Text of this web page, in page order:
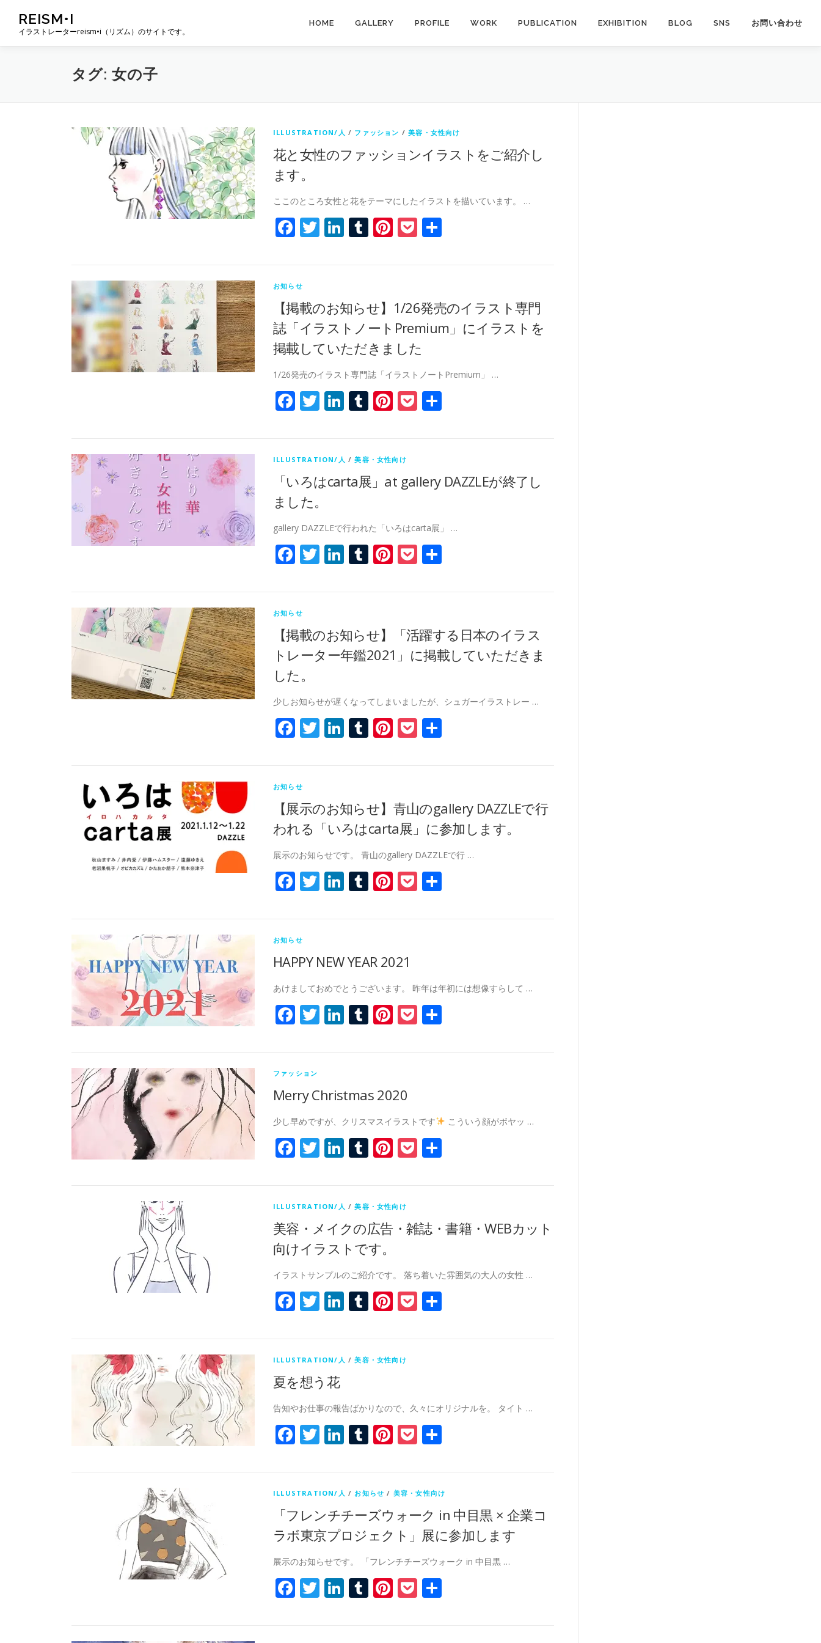
ン
REISM•I
イラストレーターreism•i（リズム）のサイトです。
HOME GALLERY PROFILE WORK PUBLICATION EXHIBITION BLOG SNS お問い合わせ
タグ: 女の子
ILLUSTRATION/人 / ファッション /美容・女性向け
花と女性のファッションイラストをご紹介し
ます。
ここのところ女性と花をテーマにしたイラストを描いています。 …
Facebook
Twitter
LinkedIn
Tumblr
Pinterest
Pocket
お知らせ
【掲載のお知らせ】1/26発売のイラスト専門
誌「イラストノートPremium」にイラストを
掲載していただきました
1/26発売のイラスト専門誌「イラストノートPremium」 …
Facebook
Twitter
LinkedIn
Tumblr
Pinterest
Pocket
ILLUSTRATION/人 /美容・女性向け
「いろはcarta展」at gallery DAZZLEが終了し
ました。
gallery DAZZLEで行われた「いろはcarta展」 …
Facebook
Twitter
LinkedIn
Tumblr
Pinterest
Pocket
お知らせ
【掲載のお知らせ】「活躍する日本のイラス
トレーター年鑑2021」に掲載していただきま
した。
少しお知らせが遅くなってしまいましたが、シュガーイラストレー …
Facebook
Twitter
LinkedIn
Tumblr
Pinterest
Pocket
お知らせ
【展示のお知らせ】青山のgallery DAZZLEで行
われる「いろはcarta展」に参加します。
展示のお知らせです。 青山のgallery DAZZLEで行 …
Facebook
Twitter
LinkedIn
Tumblr
Pinterest
Pocket
お知らせ
HAPPY NEW YEAR 2021
あけましておめでとうございます。 昨年は年初には想像すらして …
Facebook
Twitter
LinkedIn
Tumblr
Pinterest
Pocket
ファッション
Merry Christmas 2020
少し早めですが、クリスマスイラストです こういう顔がボヤッ …
Facebook
Twitter
LinkedIn
Tumblr
Pinterest
Pocket
ILLUSTRATION/人 /美容・女性向け
美容・メイクの広告・雑誌・書籍・WEBカット
向けイラストです。
イラストサンプルのご紹介です。 落ち着いた雰囲気の大人の女性 …
Facebook
Twitter
LinkedIn
Tumblr
Pinterest
Pocket
ILLUSTRATION/人 /美容・女性向け
夏を想う花
告知やお仕事の報告ばかりなので、久々にオリジナルを。 タイト …
Facebook
Twitter
LinkedIn
Tumblr
Pinterest
Pocket
ILLUSTRATION/人 /お知らせ / 美容・女性向け
「フレンチチーズウォーク in 中目黒 × 企業コ
ラボ東京プロジェクト」展に参加します
展示のお知らせです。 「フレンチチーズウォーク in 中目黒 …
Facebook
Twitter
LinkedIn
Tumblr
Pinterest
Pocket